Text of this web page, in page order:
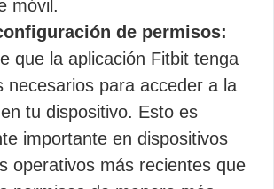
móvil.
de permisos:
que la aplicación Fitbit tenga
necesarios para acceder a la
tu dispositivo. Esto es
importante en dispositivos
operativos más recientes que